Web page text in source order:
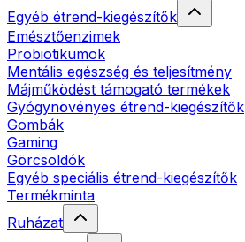
Egyéb étrend-kiegészítők
Emésztőenzimek
Probiotikumok
Mentális egészség és teljesítmény
Májműködést támogató termékek
Gyógynövényes étrend-kiegészítők
Gombák
Gaming
Görcsoldók
Egyéb speciális étrend-kiegészítők
Termékminta
Ruházat